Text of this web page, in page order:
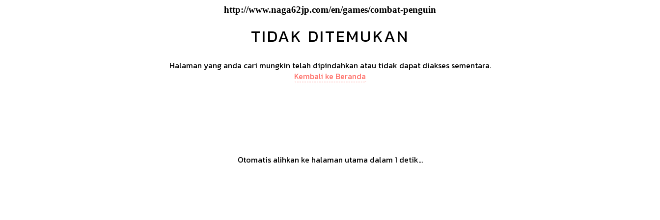
http://www.naga62jp.com/en/games/combat-penguin
TIDAK DITEMUKAN
Halaman yang anda cari mungkin telah dipindahkan atau tidak dapat diakses sementara.
Kembali ke Beranda
Otomatis alihkan ke halaman utama dalam 1 detik...